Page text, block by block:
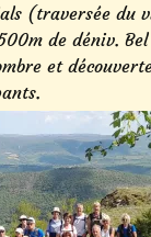
(traversée du
de déniv.
et